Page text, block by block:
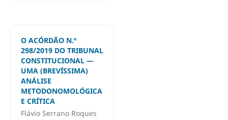
O ACÓRDÃO N.º
298/2019 DO TRIBUNAL
CONSTITUCIONAL —
UMA (BREVÍSSIMA)
ANÁLISE
METODONOMOLÓGICA
E CRÍTICA
Flávio Serrano Roques